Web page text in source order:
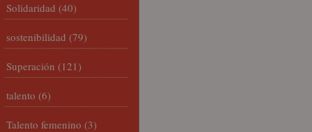
Solidaridad (40)
sostenibilidad (79)
Superación (121)
talento (6)
Talento femenino (3)